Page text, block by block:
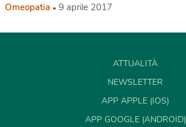
Omeopatia 9 aprile 2017
ATTUALITÀ
NEWSLETTER
APP APPLE (IOS)
APP GOOGLE (ANDROID)